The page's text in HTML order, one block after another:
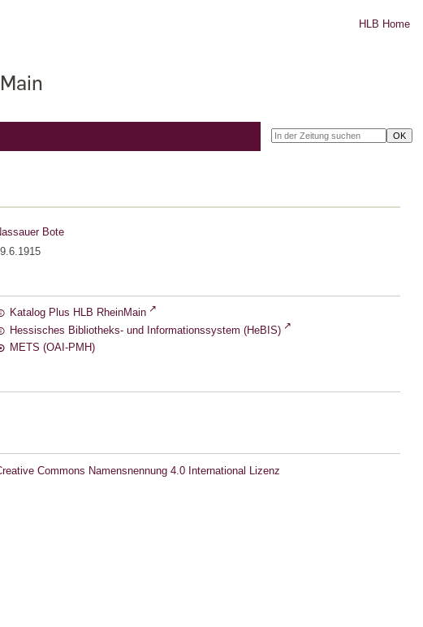
HLB Home
Bote
Katalog Plus HLB RheinMain
Hessisches Bibliotheks- und Informationssystem (HeBIS)
METS (OAI-PMH)
Commons Namensnennung 4.0 International Lizenz